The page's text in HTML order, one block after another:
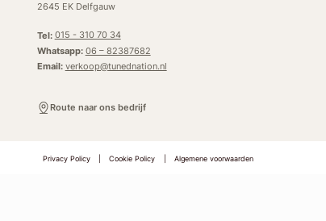
2645 EK Delfgauw
Tel: 015 - 310 70 34
Whatsapp: 06 – 82387682
Email: verkoop@tunednation.nl
Route naar ons bedrijf
Privacy Policy Cookie Policy Algemene voorwaarden